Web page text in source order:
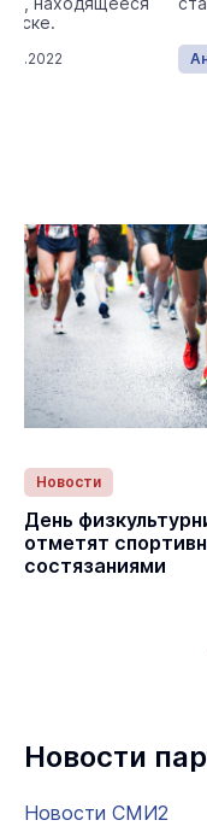
Новости
День
отметят
состязаниями
Новости
Новости СМИ2